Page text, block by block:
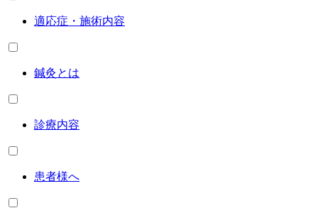
適応症・施術内容
鍼灸とは
診療内容
患者様へ